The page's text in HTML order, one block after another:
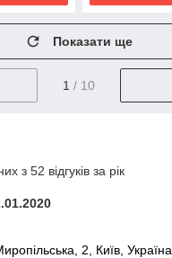
Показати ще
1 / 10
з 52 відгуків за рік
2, Київ, Україна